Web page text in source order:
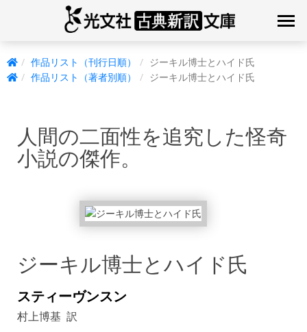
作品リスト（刊行日順）
ジーキル博士とハイド氏
作品リスト（著者別順）
ジーキル博士とハイド氏
人間の二面性を追究した怪奇
小説の傑作。
ジーキル博士とハイド氏
スティーヴンスン
村上博基 訳